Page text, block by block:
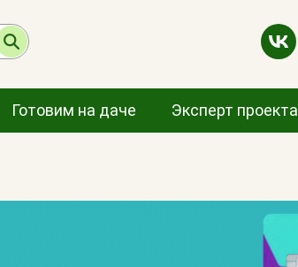
Готовим на даче Эксперт проекта